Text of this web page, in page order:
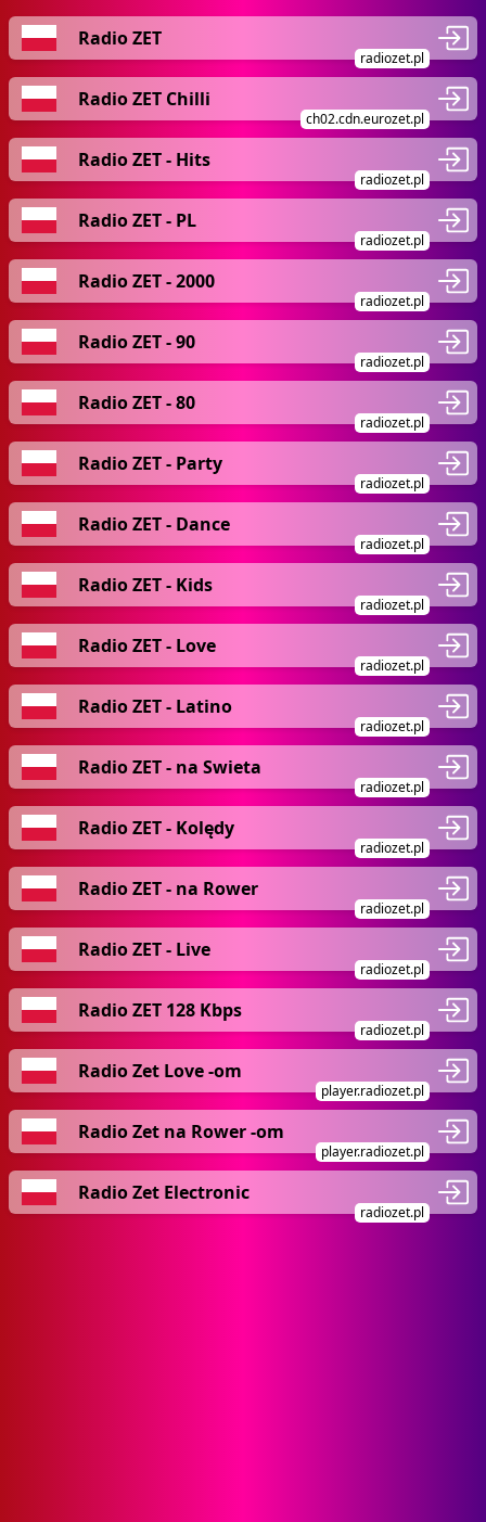
Radio ZET
radiozet.pl
Radio ZET Chilli
ch02.cdn.eurozet.pl
Radio ZET - Hits
radiozet.pl
Radio ZET - PL
radiozet.pl
Radio ZET - 2000
radiozet.pl
Radio ZET - 90
radiozet.pl
Radio ZET - 80
radiozet.pl
Radio ZET - Party
radiozet.pl
Radio ZET - Dance
radiozet.pl
Radio ZET - Kids
radiozet.pl
Radio ZET - Love
radiozet.pl
Radio ZET - Latino
radiozet.pl
Radio ZET - na Swieta
radiozet.pl
Radio ZET - Kolędy
radiozet.pl
Radio ZET - na Rower
radiozet.pl
Radio ZET - Live
radiozet.pl
Radio ZET 128 Kbps
radiozet.pl
Radio Zet Love -om
player.radiozet.pl
Radio Zet na Rower -om
player.radiozet.pl
Radio Zet Electronic
radiozet.pl